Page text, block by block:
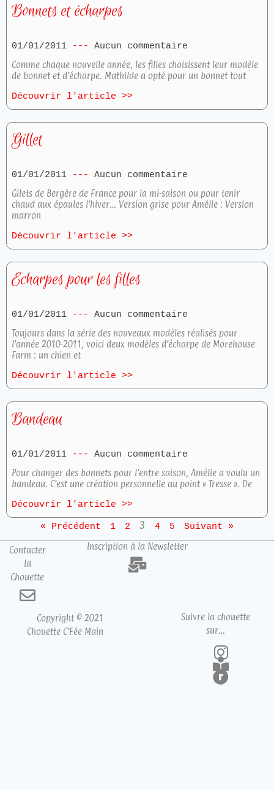
Bonnets et écharpes
01/01/2011
Aucun commentaire
Comme chaque nouvelle année, les filles choisissent leur modèle
de bonnet et d’écharpe. Mathilde a opté pour un bonnet tout
Découvrir l'article >>
Gillet
01/01/2011
Aucun commentaire
Gilets de Bergère de France pour la mi-saison ou pour tenir
chaud aux épaules l’hiver… Version grise pour Amélie : Version
marron
Découvrir l'article >>
Echarpes pour les filles
01/01/2011
Aucun commentaire
Toujours dans la série des nouveaux modèles réalisés pour
l’année 2010-2011, voici deux modèles d’écharpe de Morehouse
Farm : un chien et
Découvrir l'article >>
Bandeau
01/01/2011
Aucun commentaire
Pour changer des bonnets pour l’entre saison, Amélie a voulu un
bandeau. C’est une création personnelle au point « Tresse ». De
Découvrir l'article >>
« Précédent 1 2 3 4 5 Suivant »
Contacter
la
Chouette
Inscription à la Newsletter
Copyright © 2021
Chouette C’Fée Main
Suivre la chouette
sur…